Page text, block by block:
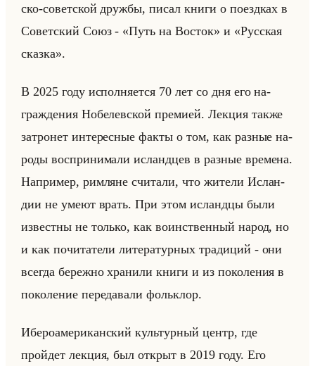
ско-со­вет­ской друж­бы, писал книги о по­езд­ках в
Со­вет­ский Союз - «Путь на Восток» и «Русская
сказка».
В 2025 году ис­пол­ня­ет­ся 70 лет со дня его на­
граж­де­ния Но­бе­лев­ской пре­ми­ей. Лек­ция также
за­тро­нет ин­те­рес­ные факты о том, как раз­ные на­
ро­ды вос­при­ни­ма­ли ис­ланд­цев в раз­ные вре­ме­на.
На­при­мер, рим­ляне счи­та­ли, что жи­те­ли Ис­лан­
дии не умеют врать. При этом ис­ланд­цы были
из­вест­ны не только, как во­ин­ствен­ный народ, но
и как по­чи­та­те­ли ли­те­ра­тур­ных тра­ди­ций - они
все­гда бе­реж­но хра­ни­ли книги и из по­ко­ле­ния в
по­ко­ле­ние пе­ре­да­ва­ли фольк­лор.
Ибе­ро­аме­ри­кан­ский культур­ный центр, где
пройдет лек­ция, был от­крыт в 2019 году. Его